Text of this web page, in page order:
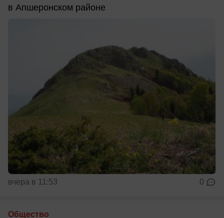
в Апшеронском районе
вчера в 11:53 0
Общество